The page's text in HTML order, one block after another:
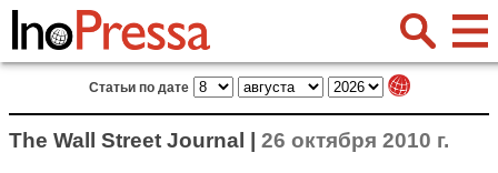
Статьи по дате
The Wall Street Journal | 26 октября 2010 г.